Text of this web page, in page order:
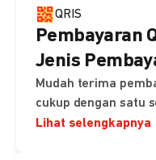
QRIS
Pembayaran
Jenis
Mudah terima
cukup dengan satu
Lihat selengkapnya